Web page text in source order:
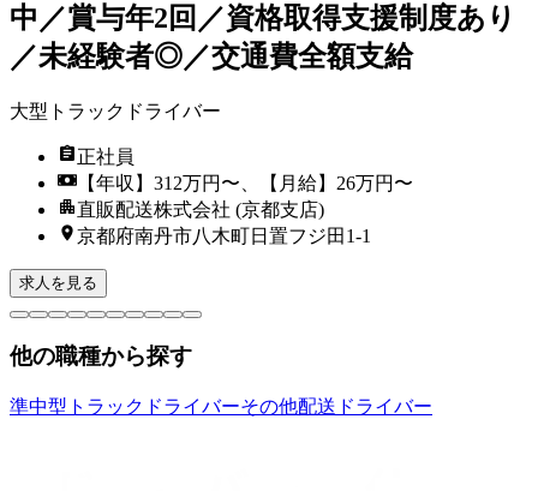
中／賞与年2回／資格取得支援制度あり
／未経験者◎／交通費全額支給
大型トラックドライバー
正社員
【年収】312万円〜、【月給】26万円〜
直販配送株式会社 (京都支店)
京都府南丹市八木町日置フジ田1-1
求人を見る
他の職種から探す
準中型トラックドライバーその他配送ドライバー